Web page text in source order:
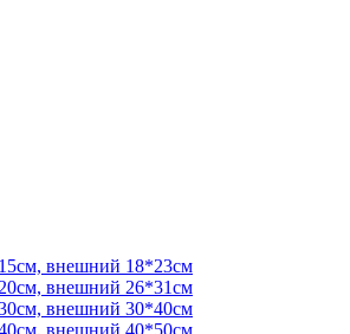
внешний 18*23см
внешний 26*31см
внешний 30*40см
внешний 40*50см